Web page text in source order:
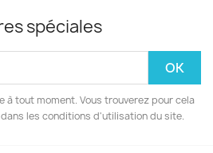
spéciales
à tout moment. Vous trouverez pour cela
les conditions d'utilisation du site.